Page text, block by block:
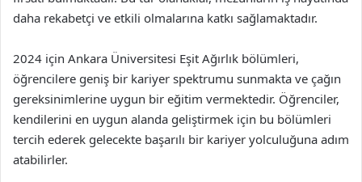
daha rekabetçi ve etkili olmalarına katkı sağlamaktadır.
2024 için Ankara Üniversitesi Eşit Ağırlık bölümleri,
öğrencilere geniş bir kariyer spektrumu sunmakta ve çağın
gereksinimlerine uygun bir eğitim vermektedir. Öğrenciler,
kendilerini en uygun alanda geliştirmek için bu bölümleri
tercih ederek gelecekte başarılı bir kariyer yolculuğuna adım
atabilirler.